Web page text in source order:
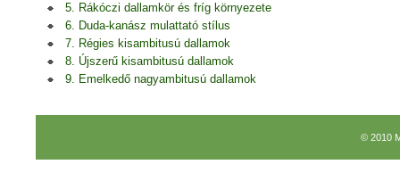
5. Rákóczi dallamkör és fríg környezete
6. Duda-kanász mulattató stílus
7. Régies kisambitusú dallamok
8. Újszerű kisambitusú dallamok
9. Emelkedő nagyambitusú dallamok
© 2010